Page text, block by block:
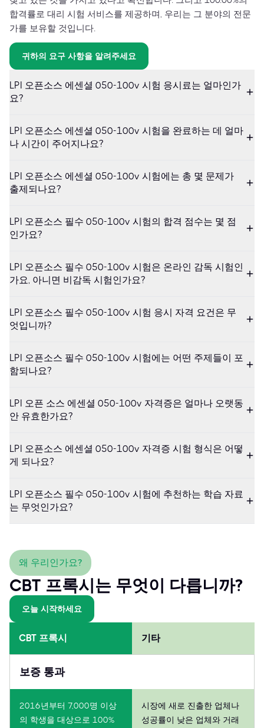
합격률로 대리 시험 서비스를 제공하며, 우리는 그 분야의 전문
가를 보유할 것입니다.
귀하의 요구 사항을 알려주세요
LPI 오픈소스 에센셜 050-100v 시험 응시료는 얼마인가
요?
LPI 오픈소스 에센셜 050-100v 시험을 완료하는 데 얼마
나 시간이 주어지나요?
LPI 오픈소스 에센셜 050-100v 시험에는 총 몇 문제가
출제되나요?
LPI 오픈소스 필수 050-100v 시험의 합격 점수는 몇 점
인가요?
LPI 오픈소스 필수 050-100v 시험은 온라인 감독 시험인
가요, 아니면 비감독 시험인가요?
LPI 오픈소스 필수 050-100v 시험 응시 자격 요건은 무
엇입니까?
LPI 오픈소스 필수 050-100v 시험에는 어떤 주제들이 포
함되나요?
LPI 오픈 소스 에센셜 050-100v 자격증은 얼마나 오랫동
안 유효한가요?
LPI 오픈소스 에센셜 050-100v 자격증 시험 형식은 어떻
게 되나요?
LPI 오픈소스 필수 050-100v 시험에 추천하는 학습 자료
는 무엇인가요?
왜 우리인가요?
CBT 프록시는 무엇이 다릅니까?
오늘 시작하세요
CBT 프록시 기타
보증 통과
2016년부터 7,000명 이상
의 학생을 대상으로 100%
시장에 새로 진출한 업체나
성공률이 낮은 업체와 거래